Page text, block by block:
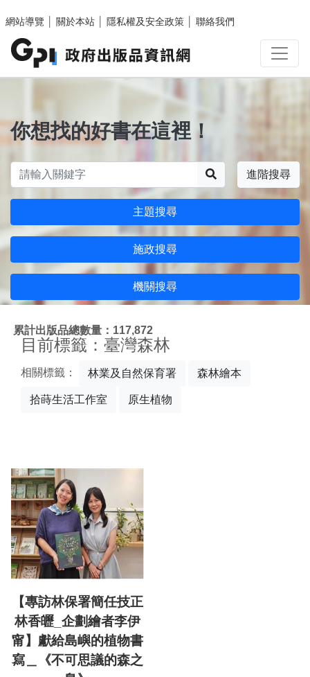
網站導覽
關於本站 隱私權及安全政策 聯絡我們
你想找的好書在這裡！
進階搜尋
主題搜尋
施政搜尋
機關搜尋
累計出版品總數量：117,872
目前標籤：臺灣森林
相關標籤： 林業及自然保育署 森林繪本
拾蒔生活工作室 原生植物
【專訪林保署簡任技正
林香㿨_企劃繪者李伊
甯】獻給島嶼的植物書
寫＿《不可思議的森之